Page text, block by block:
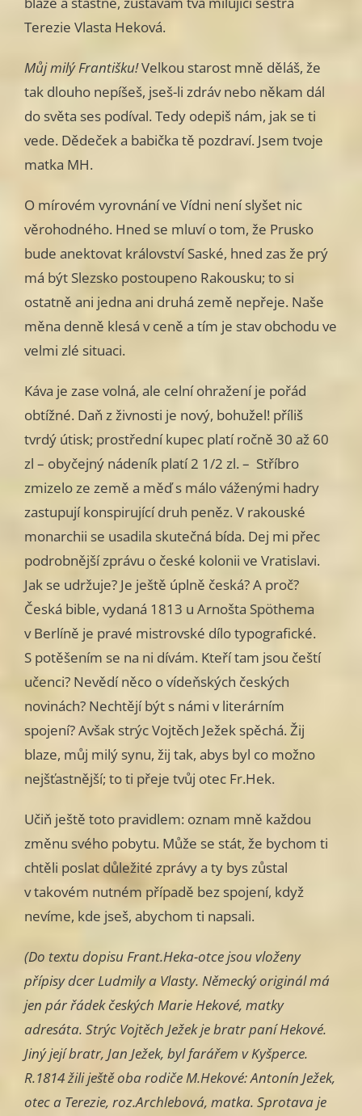
Terezie Vlasta Heková.
Můj milý Františku!Velkou starost mně děláš, že
tak dlouho nepíšeš, jseš-li zdráv nebo někam dál
do světa ses podíval. Tedy odepiš nám, jak se ti
vede. Dědeček a babička tě pozdraví. Jsem tvoje
matka MH.
O mírovém vyrovnání ve Vídni není slyšet nic
věrohodného. Hned se mluví o tom, že Prusko
bude anektovat království Saské, hned zas že prý
má být Slezsko postoupeno Rakousku; to si
ostatně ani jedna ani druhá země nepřeje. Naše
měna denně klesá v ceně a tím je stav obchodu ve
velmi zlé situaci.
Káva je zase volná, ale celní ohražení je pořád
obtížné. Daň z živnosti je nový, bohužel! příliš
tvrdý útisk; prostřední kupec platí ročně 30 až 60
zl – obyčejný nádeník platí 2 1/2 zl. – Stříbro
zmizelo ze země a měď s málo váženými hadry
zastupují konspirující druh peněz. V rakouské
monarchii se usadila skutečná bída. Dej mi přec
podrobnější zprávu o české kolonii ve Vratislavi.
Jak se udržuje? Je ještě úplně česká? A proč?
Česká bible, vydaná 1813 u Arnošta Spöthema
v Berlíně je pravé mistrovské dílo typografické.
S potěšením se na ni dívám. Kteří tam jsou čeští
učenci? Nevědí něco o vídeňských českých
novinách? Nechtějí být s námi v literárním
spojení? Avšak strýc Vojtěch Ježek spěchá. Žij
blaze, můj milý synu, žij tak, abys byl co možno
nejšťastnější; to ti přeje tvůj otec Fr.Hek.
Učiň ještě toto pravidlem: oznam mně každou
změnu svého pobytu. Může se stát, že bychom ti
chtěli poslat důležité zprávy a ty bys zůstal
v takovém nutném případě bez spojení, když
nevíme, kde jseš, abychom ti napsali.
(Do textu dopisu Frant.Heka-otce jsou vloženy
přípisy dcer Ludmily a Vlasty. Německý originál má
jen pár řádek českých Marie Hekové, matky
adresáta. Strýc Vojtěch Ježek je bratr paní Hekové.
Jiný její bratr, Jan Ježek, byl farářem v Kyšperce.
R.1814 žili ještě oba rodiče M.Hekové: Antonín Ježek,
otec a Terezie, roz.Archlebová, matka. Sprotava je